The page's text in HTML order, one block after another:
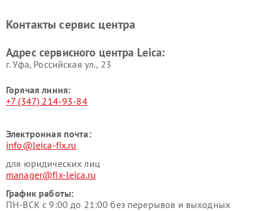
Контакты сервис центра
Адрес сервисного центра Leica:
г. Уфа, Российская ул., 23
Горячая линия:
+7 (347) 214-93-84
Электронная почта:
info@leica-fix.ru
для юридических лиц
manager@fix-leica.ru
График работы:
ПН-ВСК с 9:00 до 21:00 без перерывов и выходных